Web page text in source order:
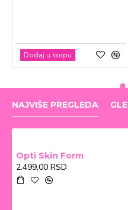
Dodaj u korpu
NAJVIŠE PREGLEDA
Opti Skin Form
2.499,00 RSD